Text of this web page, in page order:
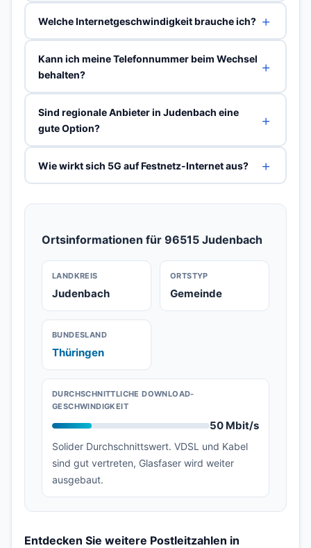
Welche Internetgeschwindigkeit brauche ich?
Kann ich meine Telefonnummer beim Wechsel
behalten?
Sind regionale Anbieter in Judenbach eine
gute Option?
Wie wirkt sich 5G auf Festnetz-Internet aus?
Ortsinformationen für 96515 Judenbach
LANDKREIS
Judenbach
ORTSTYP
Gemeinde
BUNDESLAND
Thüringen
DURCHSCHNITTLICHE DOWNLOAD-
GESCHWINDIGKEIT
50 Mbit/s
Solider Durchschnittswert. VDSL und Kabel
sind gut vertreten, Glasfaser wird weiter
ausgebaut.
Entdecken Sie weitere Postleitzahlen in